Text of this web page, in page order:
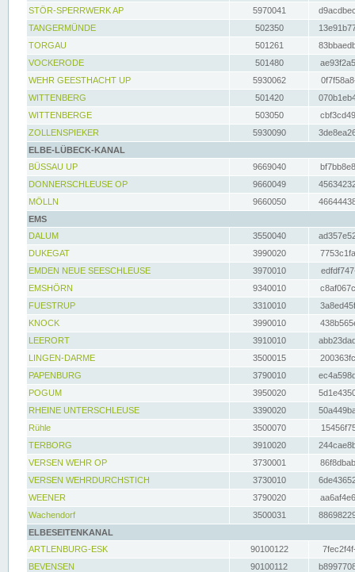
STÖR-SPERRWERK AP 5970041
TANGERMÜNDE
502350
TORGAU
501261
VOCKERODE
501480
WEHR GEESTHACHT UP
5930062
WITTENBERG
501420
WITTENBERGE
503050
ZOLLENSPIEKER
5930090
ELBE-LÜBECK-KANAL
BÜSSAU UP
9669040
DONNERSCHLEUSE OP
9660049
MÖLLN
9660050
EMS
DALUM
3550040
DUKEGAT
3990020
EMDEN NEUE SEESCHLEUSE
3970010
EMSHÖRN
9340010
FUESTRUP
3310010
KNOCK
3990010
LEERORT
3910010
LINGEN-DARME
3500015
PAPENBURG
3790010
POGUM
3950020
RHEINE UNTERSCHLEUSE
3390020
Rühle
3500070
TERBORG
3910020
VERSEN WEHR OP
3730001
VERSEN WEHRDURCHSTICH
3730010
WEENER
3790020
Wachendorf
3500031
ELBESEITENKANAL
ARTLENBURG-ESK
90100122
BEVENSEN
90100112